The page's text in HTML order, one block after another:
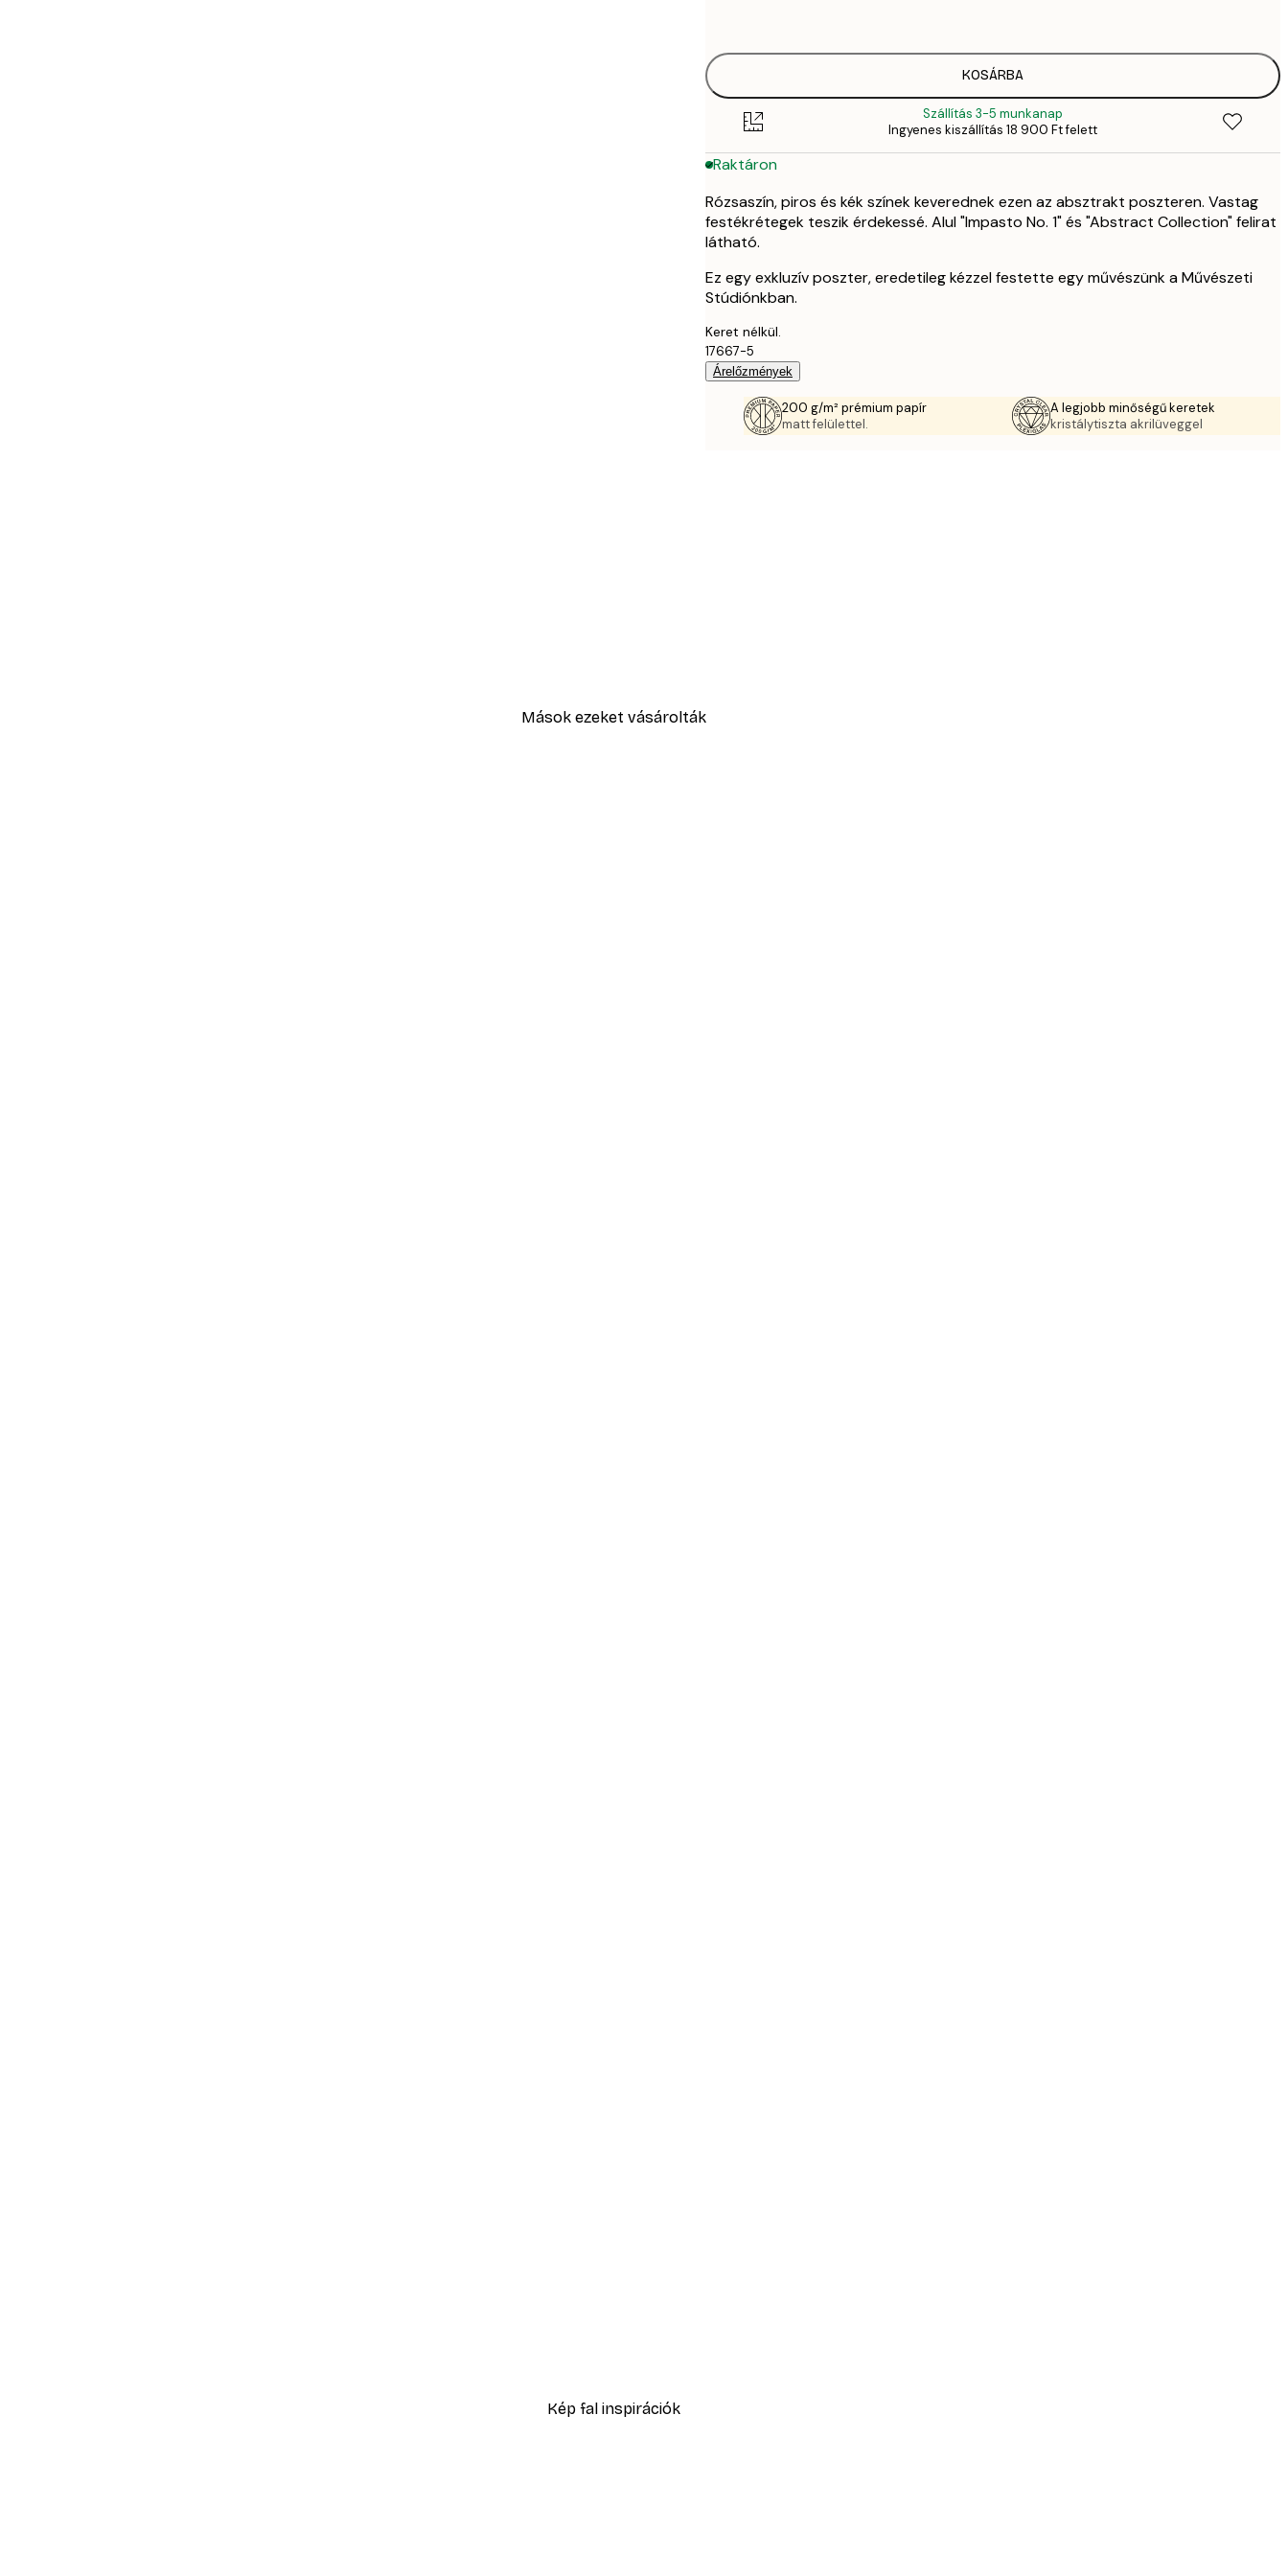
KOSÁRBA
Szállítás 3-5 munkanap
Ingyenes kiszállítás 18 900 Ft felett
Raktáron
Rózsaszín, piros és kék színek keverednek ezen az absztrakt poszteren. Vastag
festékrétegek teszik érdekessé. Alul "Impasto No. 1" és "Abstract Collection" felirat
látható.
Ez egy exkluzív poszter, eredetileg kézzel festette egy művészünk a Művészeti
Stúdiónkban.
Keret nélkül.
17667-5
Árelőzmények
200 g/m² prémium papír
matt felülettel.
A legjobb minőségű keretek
kristálytiszta akrilüveggel
Mások ezeket vásárolták
Kép fal inspirációk